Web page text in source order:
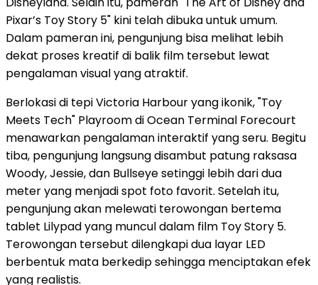
Pixar’s Toy Story 5" kini telah dibuka untuk umum.
Dalam pameran ini, pengunjung bisa melihat lebih
dekat proses kreatif di balik film tersebut lewat
pengalaman visual yang atraktif.
Berlokasi di tepi Victoria Harbour yang ikonik, "Toy
Meets Tech" Playroom di Ocean Terminal Forecourt
menawarkan pengalaman interaktif yang seru. Begitu
tiba, pengunjung langsung disambut patung raksasa
Woody, Jessie, dan Bullseye setinggi lebih dari dua
meter yang menjadi spot foto favorit. Setelah itu,
pengunjung akan melewati terowongan bertema
tablet Lilypad yang muncul dalam film Toy Story 5.
Terowongan tersebut dilengkapi dua layar LED
berbentuk mata berkedip sehingga menciptakan efek
yang realistis.